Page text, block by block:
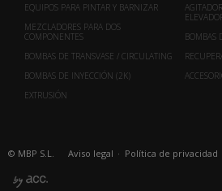
EQUIPOS PARA PINTAR Y BARNIZAR
MEZCLADORES PARA DOS
COMPONENTES
BOMBAS DE TRANSVASE / CIRCULATING
BOMBAS DE INYECCIÓN (2K)
EXTRUSIÓN
BOMBAS
© MBP S.L. Aviso legal · Política de privacidad